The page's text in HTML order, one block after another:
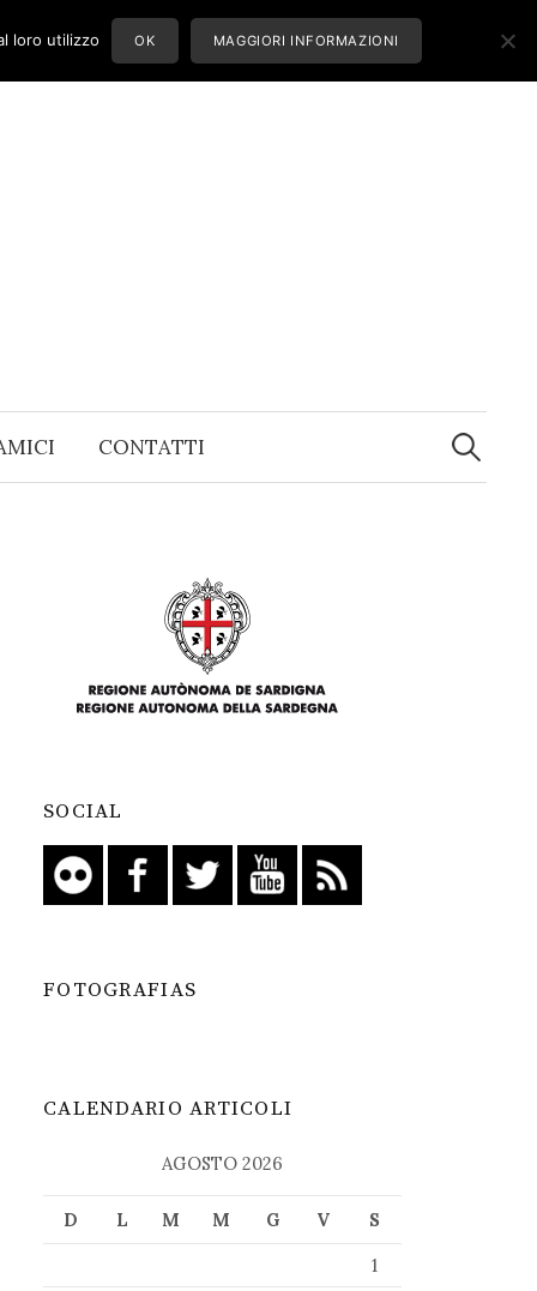
CONTATTI
Ricerca
per:
SOCIAL
FOTOGRAFIAS
CALENDARIO ARTICOLI
AGOSTO 2026
D L M M G V
S
1
loro utilizzo OK MAGGIORI INFORMAZIONI